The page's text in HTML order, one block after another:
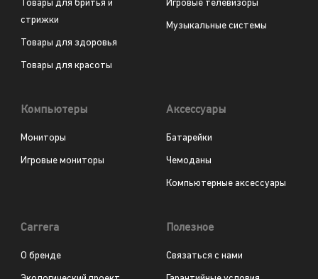
Товары для бритья и
стрижки
Товары для здоровья
Товары для красоты
Игровые телевизоры
Музыкальные системы
Компьютеры
Мониторы
Игровые мониторы
Аксессуары
Батарейки
Чемоданы
Компьютерные аксессуары
Carrera
О бренде
Полезное
Связаться с нами